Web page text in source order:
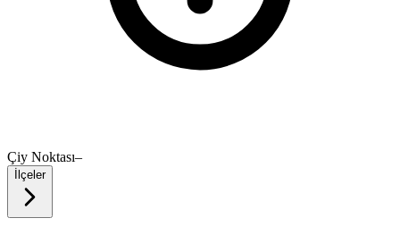
Çiy Noktası–
İlçeler